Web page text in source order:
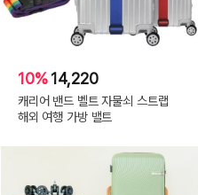
10%14,220
캐리어 밴드 벨트 자물쇠 스트랩
해외 여행 가방 밸트